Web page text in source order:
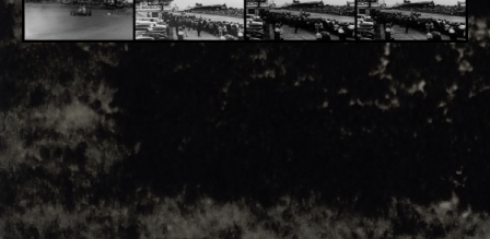
Adsense - F1 World - 50s